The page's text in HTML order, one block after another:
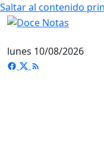
Saltar al contenido
lunes 10/08/2026